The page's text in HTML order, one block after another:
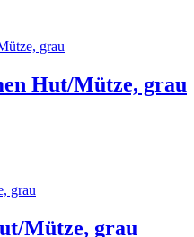
Hut/Mütze, grau
Mütze, grau